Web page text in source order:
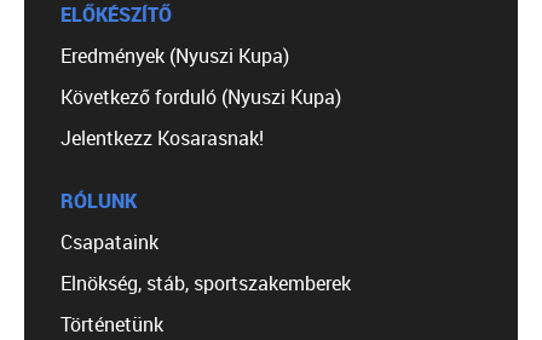
ELŐKÉSZÍTŐ
Eredmények (Nyuszi Kupa)
Következő forduló (Nyuszi Kupa)
Jelentkezz Kosarasnak!
RÓLUNK
Csapataink
Elnökség, stáb, sportszakemberek
Történetünk